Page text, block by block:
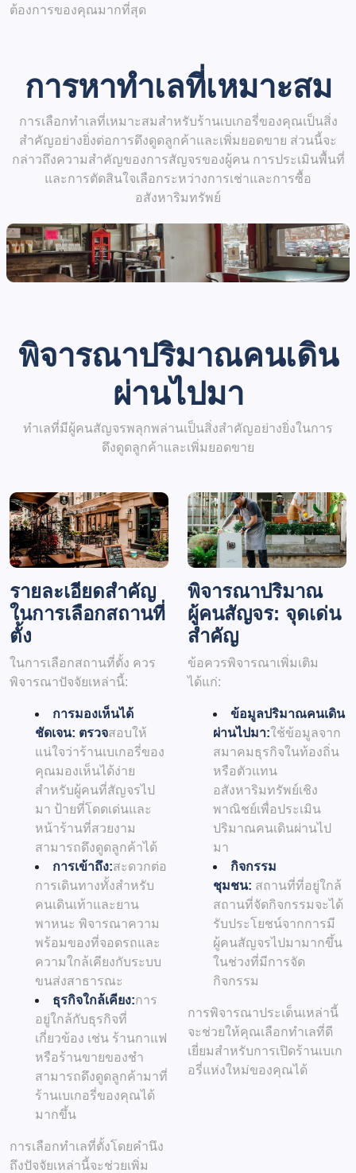
ต้องการของคุณมากที่สุด
การหาทำเลที่เหมาะสม
การเลือกทำเลที่เหมาะสมสำหรับร้านเบเกอรี่ของคุณเป็นสิ่ง
สำคัญอย่างยิ่งต่อการดึงดูดลูกค้าและเพิ่มยอดขาย ส่วนนี้จะ
กล่าวถึงความสำคัญของการสัญจรของผู้คน การประเมินพื้นที่
และการตัดสินใจเลือกระหว่างการเช่าและการซื้อ
อสังหาริมทรัพย์
พิจารณาปริมาณคนเดิน
ผ่านไปมา
ทำเลที่มีผู้คนสัญจรพลุกพล่านเป็นสิ่งสำคัญอย่างยิ่งในการ
ดึงดูดลูกค้าและเพิ่มยอดขาย
รายละเอียดสำคัญ
ในการเลือกสถานที่
ตั้ง
ในการเลือกสถานที่ตั้ง ควร
พิจารณาปัจจัยเหล่านี้:
การมองเห็นได้
ชัดเจน: ตรวจสอบให้
แน่ใจว่าร้านเบเกอรี่ของ
คุณมองเห็นได้ง่าย
สำหรับผู้คนที่สัญจรไป
มา ป้ายที่โดดเด่นและ
หน้าร้านที่สวยงาม
สามารถดึงดูดลูกค้าได้
การเข้าถึง:สะดวกต่อ
การเดินทางทั้งสำหรับ
คนเดินเท้าและยาน
พาหนะ พิจารณาความ
พร้อมของที่จอดรถและ
ความใกล้เคียงกับระบบ
ขนส่งสาธารณะ
ธุรกิจใกล้เคียง:การ
อยู่ใกล้กับธุรกิจที่
เกี่ยวข้อง เช่น ร้านกาแฟ
หรือร้านขายของชำ
สามารถดึงดูดลูกค้ามาที่
ร้านเบเกอรี่ของคุณได้
มากขึ้น
การเลือกทำเลที่ตั้งโดยคำนึง
ถึงปัจจัยเหล่านี้จะช่วยเพิ่ม
พิจารณาปริมาณ
ผู้คนสัญจร: จุดเด่น
สำคัญ
ข้อควรพิจารณาเพิ่มเติม
ได้แก่:
ข้อมูลปริมาณคนเดิน
ผ่านไปมา:ใช้ข้อมูลจาก
สมาคมธุรกิจในท้องถิ่น
หรือตัวแทน
อสังหาริมทรัพย์เชิง
พาณิชย์เพื่อประเมิน
ปริมาณคนเดินผ่านไป
มา
กิจกรรม
ชุมชน: สถานที่ที่อยู่ใกล้
สถานที่จัดกิจกรรมจะได้
รับประโยชน์จากการมี
ผู้คนสัญจรไปมามากขึ้น
ในช่วงที่มีการจัด
กิจกรรม
การพิจารณาประเด็นเหล่านี้
จะช่วยให้คุณเลือกทำเลที่ดี
เยี่ยมสำหรับการเปิดร้านเบเก
อรี่แห่งใหม่ของคุณได้